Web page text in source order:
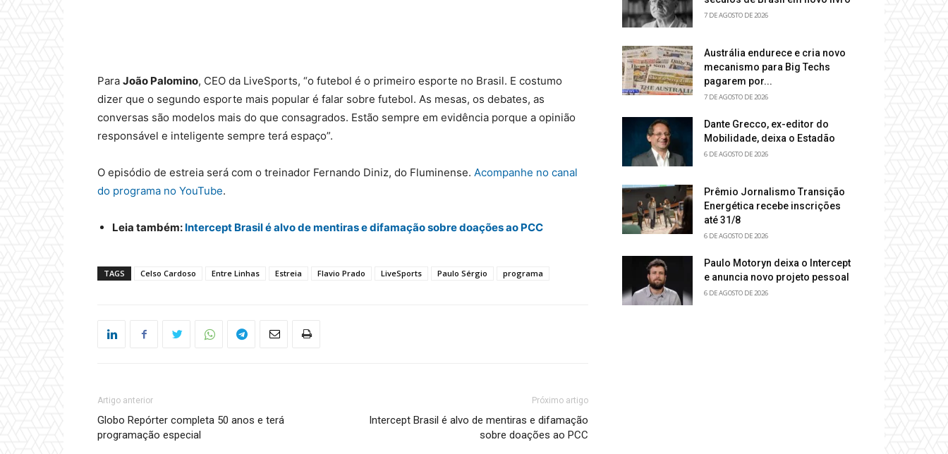
Para João Palomino, CEO da LiveSports, “o futebol é o primeiro esporte no Brasil. E costumo
dizer que o segundo esporte mais popular é falar sobre futebol. As mesas, os debates, as
conversas são modelos mais do que consagrados. Estão sempre em evidência porque a opinião
responsável e inteligente sempre terá espaço”.
O episódio de estreia será com o treinador Fernando Diniz, do Fluminense. Acompanhe no canal
do programa no YouTube.
Leia também: Intercept Brasil é alvo de mentiras e difamação sobre doações ao PCC
TAGS Celso Cardoso Entre Linhas Estreia Flavio Prado LiveSports Paulo Sérgio programa
Artigo anterior
Globo Repórter completa 50 anos e terá
programação especial
Próximo artigo
Intercept Brasil é alvo de mentiras e difamação
sobre doações ao PCC
7 DE AGOSTO DE 2026
Austrália endurece e cria novo
mecanismo para Big Techs
pagarem por...
7 DE AGOSTO DE 2026
Dante Grecco, ex-editor do
Mobilidade, deixa o Estadão
6 DE AGOSTO DE 2026
Prêmio Jornalismo Transição
Energética recebe inscrições
até 31/8
6 DE AGOSTO DE 2026
Paulo Motoryn deixa o Intercept
e anuncia novo projeto pessoal
6 DE AGOSTO DE 2026